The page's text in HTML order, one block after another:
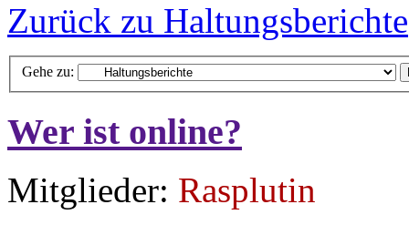
Zurück zu Haltungsberichte
Gehe zu:
Wer ist online?
Mitglieder: Rasplutin